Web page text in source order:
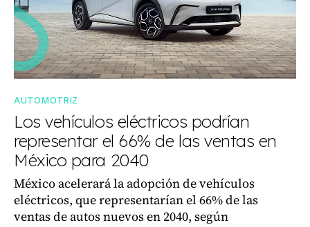
AUTOMOTRIZ
Los vehículos eléctricos podrían
representar el 66% de las ventas en
México para 2040
México acelerará la adopción de vehículos
eléctricos, que representarían el 66% de las
ventas de autos nuevos en 2040, según